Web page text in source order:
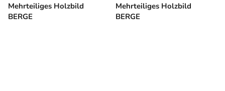
Mehrteiliges Holzbild
BERGE
Mehrteiliges Holzbild
BERGE